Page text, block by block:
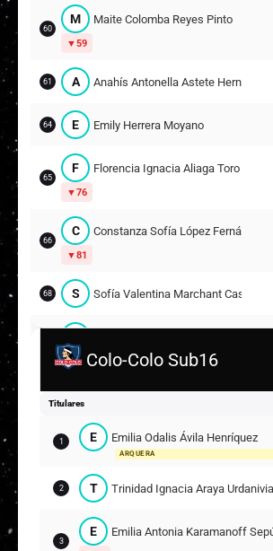
60
M Maite Colomba Reyes Pinto
59
61 A Anahís Antonella Astete Hernández
64 E Emily Herrera Moyano
65
F Florencia Ignacia Aliaga Toro
76
66
C Constanza Sofía López Fernández
81
68 S Sofía Valentina Marchant Castillo
Emily Isidora Vásquez Romero
R Renata Ignacia Nuñez Díaz
Emilia Ignacia Barrientos Morales
Colo-Colo Sub16
Titulares
1 E Emilia Odalis Ávila Henríquez
ARQUERA
2 T Trinidad Ignacia Araya Urdanivia
3
E Emilia Antonia Karamanoff